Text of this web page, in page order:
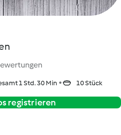
1 Std. 30 Min 10 Stück
registrieren